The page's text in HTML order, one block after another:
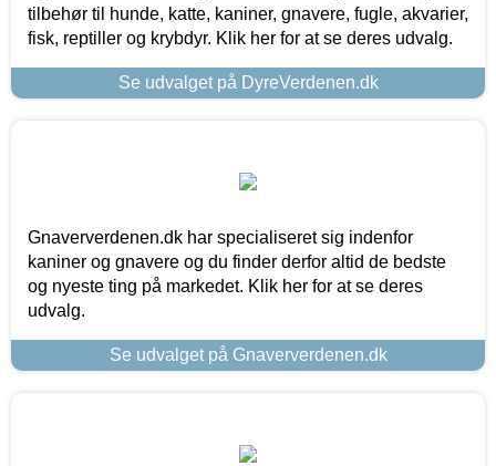
tilbehør til hunde, katte, kaniner, gnavere, fugle, akvarier,
fisk, reptiller og krybdyr. Klik her for at se deres udvalg.
Se udvalget på DyreVerdenen.dk
Gnaververdenen.dk har specialiseret sig indenfor
kaniner og gnavere og du finder derfor altid de bedste
og nyeste ting på markedet. Klik her for at se deres
udvalg.
Se udvalget på Gnaververdenen.dk